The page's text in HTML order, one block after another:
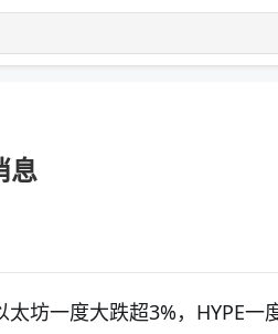
息
坊一度大跌超3%，HYPE一